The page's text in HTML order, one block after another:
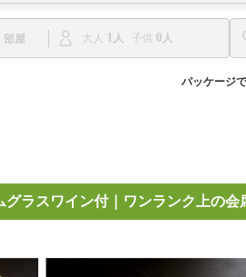
大人 1 子供 0
パッケージ
ラスワイン付｜ワンランク上の会